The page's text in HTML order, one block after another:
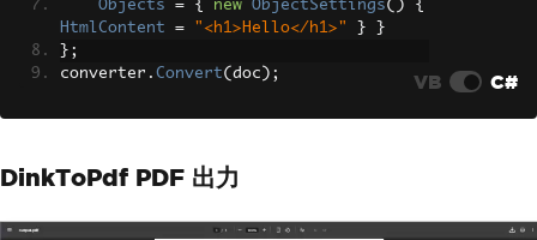
Objects
= { new ObjectSettings()
{
HtmlContent
= "<h1>Hello</h1>" }
}
};
converter . Convert( doc ); VB C#
DinkToPdf PDF 出力